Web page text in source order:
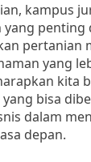
kampus
penting
pertanian
yang
kita
bisa
dalam
depan.